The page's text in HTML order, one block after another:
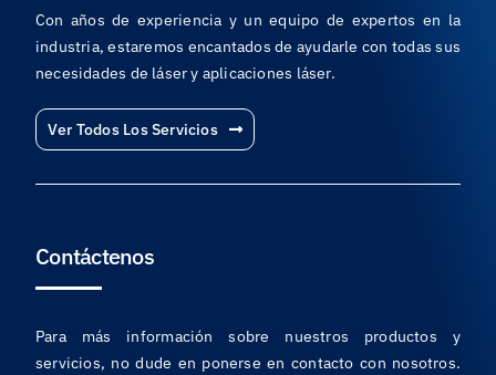
Con años de experiencia y un equipo de expertos en la
industria, estaremos encantados de ayudarle con todas sus
necesidades de láser y aplicaciones láser.
Ver Todos Los Servicios
Contáctenos
Para más información sobre nuestros productos y
servicios, no dude en ponerse en contacto con nosotros.